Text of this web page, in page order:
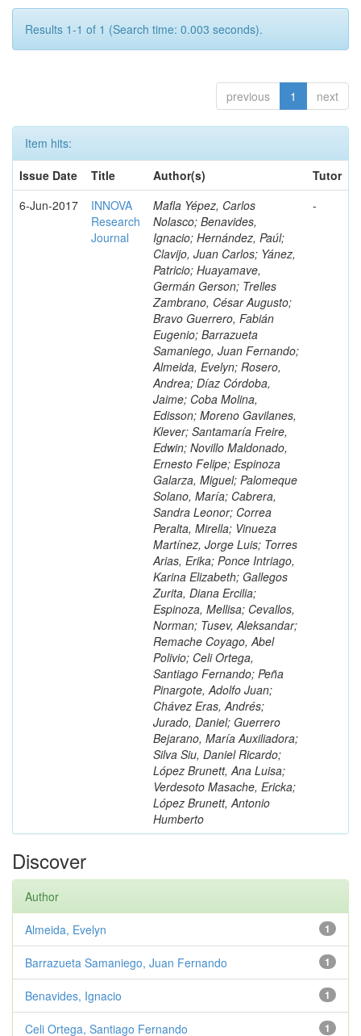
Results 1-1 of 1 (Search time: 0.003 seconds).
previous 1 next
Item hits:
Issue Date
Title Author(s)
Tutor
6-Jun-2017
INNOVA
Research
Journal
Mafla Yépez, Carlos
Nolasco; Benavides,
Ignacio; Hernández, Paúl;
Clavijo, Juan Carlos; Yánez,
Patricio; Huayamave,
Germán Gerson; Trelles
Zambrano, César Augusto;
Bravo Guerrero, Fabián
Eugenio; Barrazueta
Samaniego, Juan Fernando;
Almeida, Evelyn; Rosero,
Andrea; Díaz Córdoba,
Jaime; Coba Molina,
Edisson; Moreno Gavilanes,
Klever; Santamaría Freire,
Edwin; Novillo Maldonado,
Ernesto Felipe; Espinoza
Galarza, Miguel; Palomeque
Solano, María; Cabrera,
Sandra Leonor; Correa
Peralta, Mirella; Vinueza
Martínez, Jorge Luis; Torres
Arias, Erika; Ponce Intriago,
Karina Elizabeth; Gallegos
Zurita, Diana Ercilia;
Espinoza, Mellisa; Cevallos,
Norman; Tusev, Aleksandar;
Remache Coyago, Abel
Polivio; Celi Ortega,
Santiago Fernando; Peña
Pinargote, Adolfo Juan;
Chávez Eras, Andrés;
Jurado, Daniel; Guerrero
Bejarano, María Auxiliadora;
Silva Siu, Daniel Ricardo;
López Brunett, Ana Luisa;
Verdesoto Masache, Ericka;
López Brunett, Antonio
Humberto
-
Discover
Author
1
Almeida, Evelyn
1
Barrazueta Samaniego, Juan Fernando
1
Benavides, Ignacio
1
Celi Ortega, Santiago Fernando